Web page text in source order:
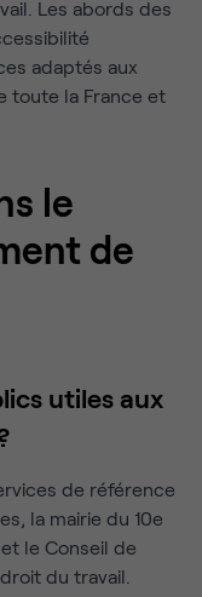
Les abords des
adaptés aux
toute la France et
le
de
utiles aux
de référence
la mairie du 10e
le Conseil de
du travail.